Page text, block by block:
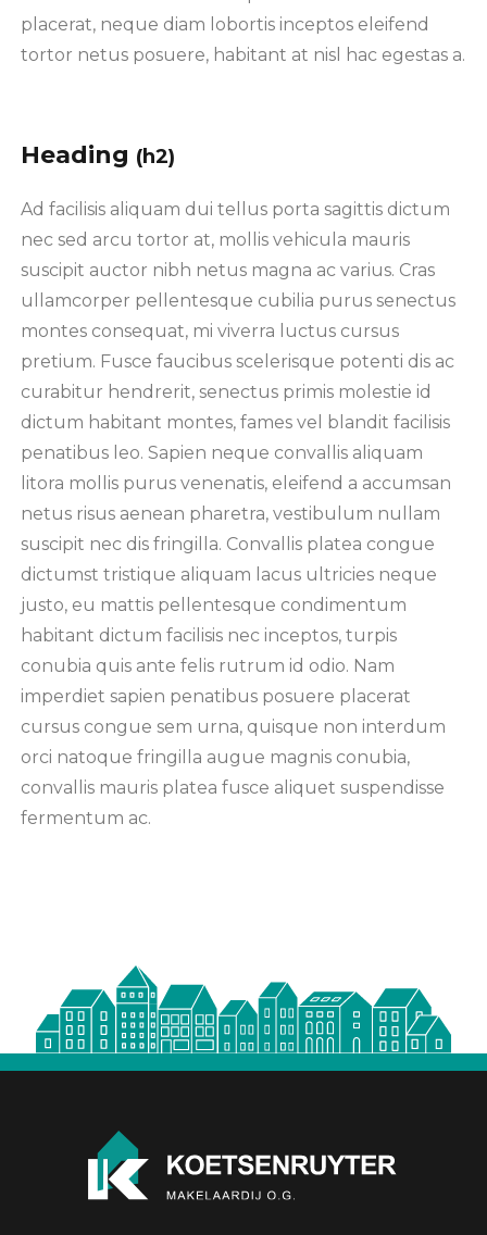
placerat, neque diam lobortis inceptos eleifend
tortor netus posuere, habitant at nisl hac egestas a.
Heading (h2)
Ad facilisis aliquam dui tellus porta sagittis dictum
nec sed arcu tortor at, mollis vehicula mauris
suscipit auctor nibh netus magna ac varius. Cras
ullamcorper pellentesque cubilia purus senectus
montes consequat, mi viverra luctus cursus
pretium. Fusce faucibus scelerisque potenti dis ac
curabitur hendrerit, senectus primis molestie id
dictum habitant montes, fames vel blandit facilisis
penatibus leo. Sapien neque convallis aliquam
litora mollis purus venenatis, eleifend a accumsan
netus risus aenean pharetra, vestibulum nullam
suscipit nec dis fringilla. Convallis platea congue
dictumst tristique aliquam lacus ultricies neque
justo, eu mattis pellentesque condimentum
habitant dictum facilisis nec inceptos, turpis
conubia quis ante felis rutrum id odio. Nam
imperdiet sapien penatibus posuere placerat
cursus congue sem urna, quisque non interdum
orci natoque fringilla augue magnis conubia,
convallis mauris platea fusce aliquet suspendisse
fermentum ac.